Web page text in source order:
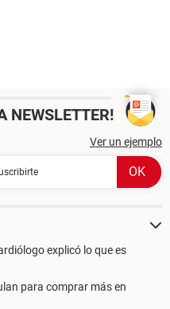
NEWSLETTER!
Ver un ejemplo
explicó lo que es
para comprar más en